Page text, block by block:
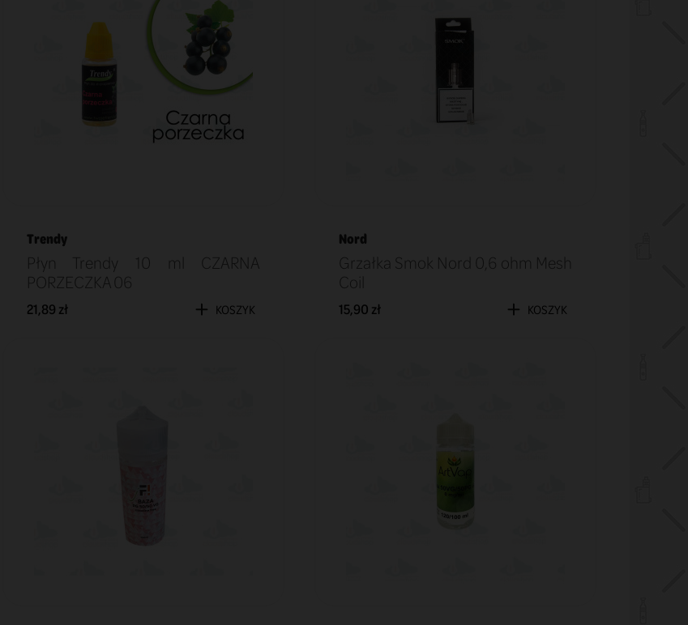
Trendy
Płyn Trendy 10 ml CZARNA
PORZECZKA 06
21,89 zł KOSZYK
Nord
Grzałka Smok Nord 0,6 ohm Mesh
Coil
15,90 zł KOSZYK